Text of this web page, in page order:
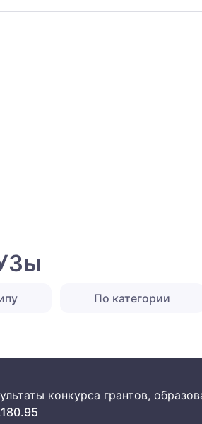
По категории
конкурса грантов,